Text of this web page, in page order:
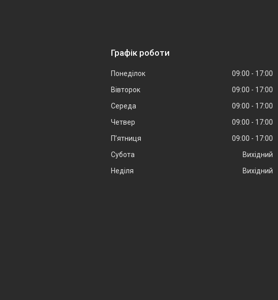
Графік роботи
Понеділок 09:00
17:00
Вівторок
09:00
17:00
Середа
09:00
17:00
Четвер
09:00
17:00
Пʼятниця
09:00
17:00
Субота
Вихідний
Неділя
Вихідний